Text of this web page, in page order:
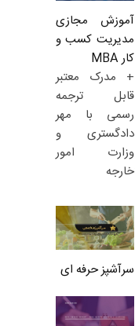
آموزش مجازی
مدیریت کسب و
کار MBA
+ مدرک معتبر
قابل ترجمه
رسمی با مهر
دادگستری و
وزارت امور
خارجه
سرآشپز حرفه ای